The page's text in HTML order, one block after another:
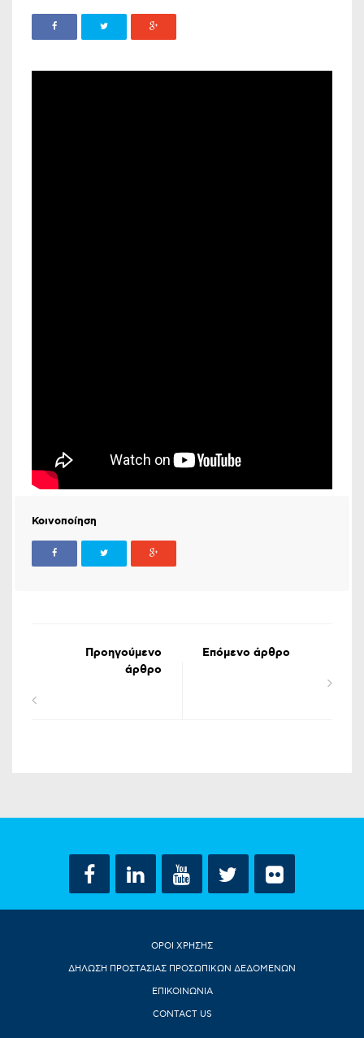
Κοινοποίηση
Προηγούμενο
άρθρο
Επόμενο άρθρο
ΟΡΟΙ ΧΡΗΣΗΣ
ΔΗΛΩΣΗ ΠΡΟΣΤΑΣΙΑΣ ΠΡΟΣΩΠΙΚΩΝ ΔΕΔΟΜΕΝΩΝ
ΕΠΙΚΟΙΝΩΝΙΑ
CONTACT US